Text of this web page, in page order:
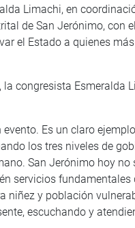
Limachi, en
de San Jerónimo, con
el Estado a quienes
la congresista Esmeralda
evento. Es un claro
los tres niveles de
San Jerónimo hoy no
servicios fundamentales
niñez y población
escuchando y